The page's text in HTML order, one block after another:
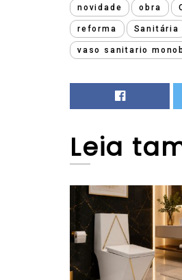
novidade obra
reforma Sanitária
vaso sanitario
Leia